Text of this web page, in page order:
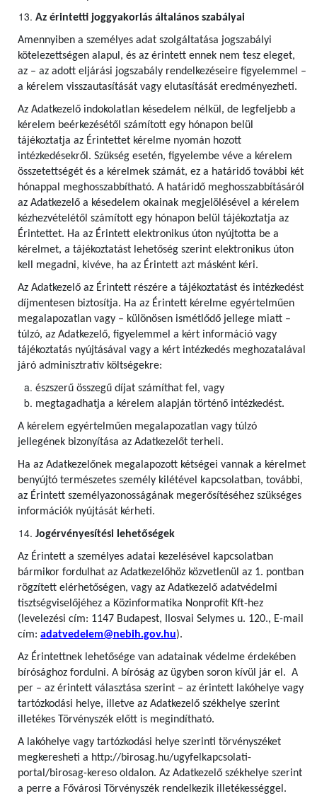
Az érintetti joggyakorlás általános szabályai
Amennyiben a személyes adat szolgáltatása jogszabályi
kötelezettségen alapul, és az érintett ennek nem tesz eleget,
az – az adott eljárási jogszabály rendelkezéseire figyelemmel –
a kérelem visszautasítását vagy elutasítását eredményezheti.
Az Adatkezelő indokolatlan késedelem nélkül, de legfeljebb a
kérelem beérkezésétől számított egy hónapon belül
tájékoztatja az Érintettet kérelme nyomán hozott
intézkedésekről. Szükség esetén, figyelembe véve a kérelem
összetettségét és a kérelmek számát, ez a határidő további két
hónappal meghosszabbítható. A határidő meghosszabbításáról
az Adatkezelő a késedelem okainak megjelölésével a kérelem
kézhezvételétől számított egy hónapon belül tájékoztatja az
Érintettet. Ha az Érintett elektronikus úton nyújtotta be a
kérelmet, a tájékoztatást lehetőség szerint elektronikus úton
kell megadni, kivéve, ha az Érintett azt másként kéri.
Az Adatkezelő az Érintett részére a tájékoztatást és intézkedést
díjmentesen biztosítja. Ha az Érintett kérelme egyértelműen
megalapozatlan vagy – különösen ismétlődő jellege miatt –
túlzó, az Adatkezelő, figyelemmel a kért információ vagy
tájékoztatás nyújtásával vagy a kért intézkedés meghozatalával
járó adminisztratív költségekre:
észszerű összegű díjat számíthat fel, vagy
megtagadhatja a kérelem alapján történő intézkedést.
A kérelem egyértelműen megalapozatlan vagy túlzó
jellegének bizonyítása az Adatkezelőt terheli.
Ha az Adatkezelőnek megalapozott kétségei vannak a kérelmet
benyújtó természetes személy kilétével kapcsolatban, további,
az Érintett személyazonosságának megerősítéséhez szükséges
információk nyújtását kérheti.
Jogérvényesítési lehetőségek
Az Érintett a személyes adatai kezelésével kapcsolatban
bármikor fordulhat az Adatkezelőhöz közvetlenül az 1. pontban
rögzített elérhetőségen, vagy az Adatkezelő adatvédelmi
tisztségviselőjéhez a Közinformatika Nonprofit Kft-hez
(levelezési cím: 1147 Budapest, Ilosvai Selymes u. 120., E-mail
cím: adatvedelem@nebih.gov.hu).
Az Érintettnek lehetősége van adatainak védelme érdekében
bírósághoz fordulni. A bíróság az ügyben soron kívül jár el. A
per – az érintett választása szerint – az érintett lakóhelye vagy
tartózkodási helye, illetve az Adatkezelő székhelye szerint
illetékes Törvényszék előtt is megindítható.
A lakóhelye vagy tartózkodási helye szerinti törvényszéket
megkeresheti a http://birosag.hu/ugyfelkapcsolati-
portal/birosag-kereso oldalon. Az Adatkezelő székhelye szerint
a perre a Fővárosi Törvényszék rendelkezik illetékességgel.